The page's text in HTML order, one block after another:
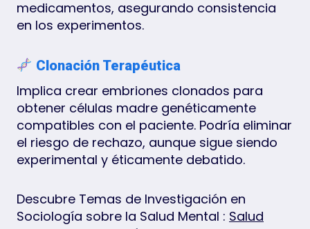
medicamentos, asegurando consistencia
en los experimentos.
Clonación Terapéutica
Implica crear embriones clonados para
obtener células madre genéticamente
compatibles con el paciente. Podría eliminar
el riesgo de rechazo, aunque sigue siendo
experimental y éticamente debatido.
Descubre Temas de Investigación en
Sociología sobre la Salud Mental : Salud